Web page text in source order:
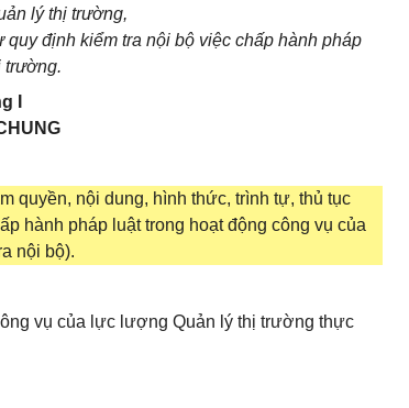
lý thị trường,
định kiểm tra nội bộ việc chấp hành pháp
trường.
I
quyền, nội dung, hình thức, trình tự, thủ tục
hành pháp luật trong hoạt động công vụ của
nội bộ).
vụ của lực lượng Quản lý thị trường thực